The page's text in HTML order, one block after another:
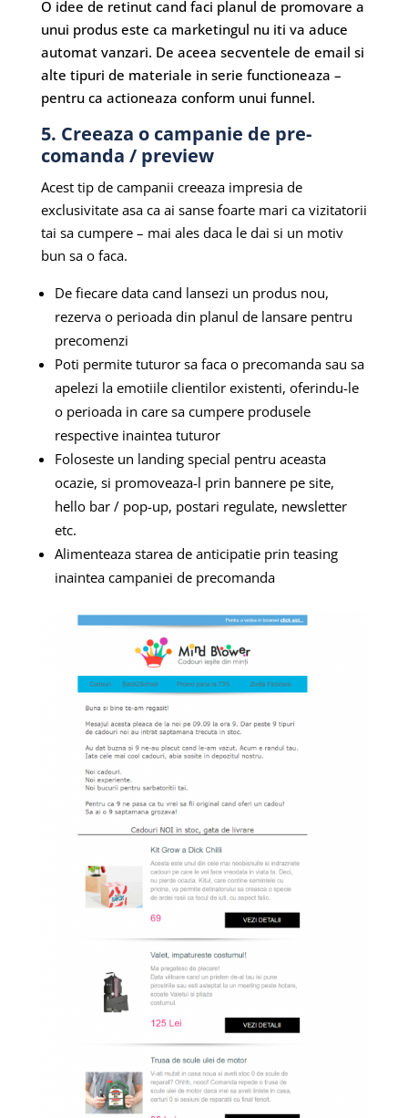
O idee de retinut cand faci planul de promovare a
unui produs este ca marketingul nu iti va aduce
automat vanzari. De aceea secventele de email si
alte tipuri de materiale in serie functioneaza –
pentru ca actioneaza conform unui funnel.
5. Creeaza o campanie de pre-
comanda / preview
Acest tip de campanii creeaza impresia de
exclusivitate asa ca ai sanse foarte mari ca vizitatorii
tai sa cumpere – mai ales daca le dai si un motiv
bun sa o faca.
De fiecare data cand lansezi un produs nou,
rezerva o perioada din planul de lansare pentru
precomenzi
Poti permite tuturor sa faca o precomanda sau sa
apelezi la emotiile clientilor existenti, oferindu-le
o perioada in care sa cumpere produsele
respective inaintea tuturor
Foloseste un landing special pentru aceasta
ocazie, si promoveaza-l prin bannere pe site,
hello bar / pop-up, postari regulate, newsletter
etc.
Alimenteaza starea de anticipatie prin teasing
inaintea campaniei de precomanda